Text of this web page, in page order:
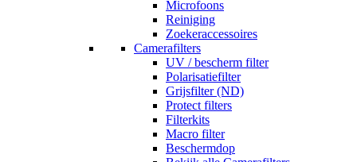
Microfoons
Reiniging
Zoekeraccessoires
Camerafilters
UV / bescherm filter
Polarisatiefilter
Grijsfilter (ND)
Protect filters
Filterkits
Macro filter
Beschermdop